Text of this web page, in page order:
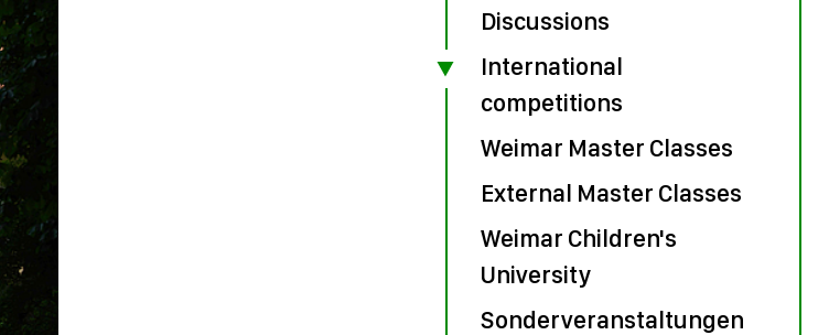
Discussions
International
competitions
Weimar Master Classes
External Master Classes
Weimar Children's
University
Sonderveranstaltungen